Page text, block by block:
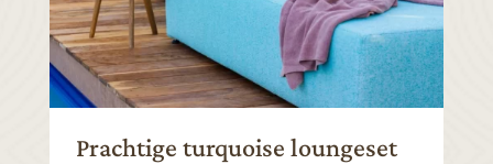
Prachtige turquoise loungeset